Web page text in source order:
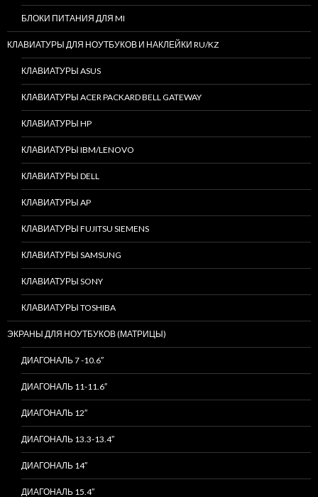
БЛОКИ ПИТАНИЯ ДЛЯ MI
КЛАВИАТУРЫ ДЛЯ НОУТБУКОВ И НАКЛЕЙКИ RU/KZ
КЛАВИАТУРЫ ASUS
КЛАВИАТУРЫ ACER PACKARD BELL GATEWAY
КЛАВИАТУРЫ HP
КЛАВИАТУРЫ IBM/LENOVO
КЛАВИАТУРЫ DELL
КЛАВИАТУРЫ AP
КЛАВИАТУРЫ FUJITSU SIEMENS
КЛАВИАТУРЫ SAMSUNG
КЛАВИАТУРЫ SONY
КЛАВИАТУРЫ TOSHIBA
ЭКРАНЫ ДЛЯ НОУТБУКОВ (МАТРИЦЫ)
ДИАГОНАЛЬ 7 -10.6″
ДИАГОНАЛЬ 11-11.6″
ДИАГОНАЛЬ 12″
ДИАГОНАЛЬ 13.3-13.4″
ДИАГОНАЛЬ 14″
ДИАГОНАЛЬ 15.4″